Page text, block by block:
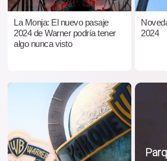
La Monja: El nuevo pasaje
2024 de Warner podría tener
algo nunca visto
2024